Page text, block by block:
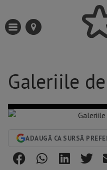
Galeriile
ADAUGĂ CA SURSĂ